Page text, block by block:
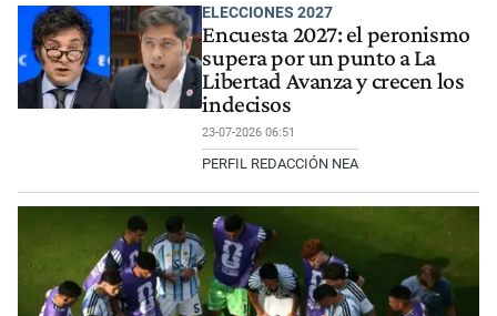
ELECCIONES 2027
Encuesta 2027: el peronismo
supera por un punto a La
Libertad Avanza y crecen los
indecisos
23-07-2026 06:51
PERFIL REDACCIÓN NEA